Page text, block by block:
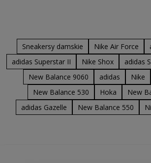
Sneakersy damskie Nike Air Force
adidas Superstar II
Nike Shox adidas
New Balance 9060
adidas Nike
New Balance 530
Hoka
New
adidas Gazelle
New Balance 550